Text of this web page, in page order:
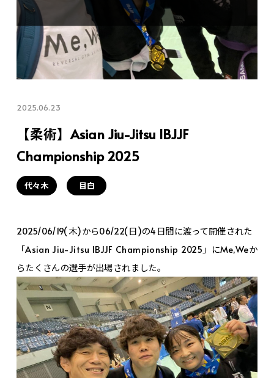
2025.06.23
【柔術】Asian Jiu-Jitsu IBJJF
Championship 2025
代々木 目白
2025/06/19(木)から06/22(日)の4日間に渡って開催された
「Asian Jiu-Jitsu IBJJF Championship 2025」にMe,Weか
らたくさんの選手が出場されました。